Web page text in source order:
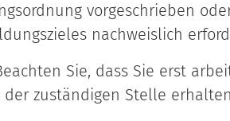
vorgeschrieben
nachweislich
Sie, dass Sie erst
der zuständigen Stelle